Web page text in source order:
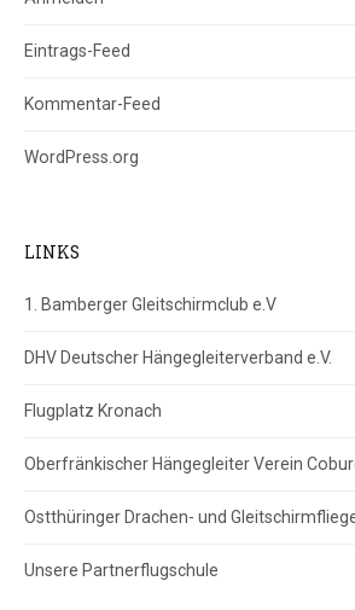
Eintrags-Feed
Kommentar-Feed
WordPress.org
LINKS
1. Bamberger Gleitschirmclub e.V
DHV Deutscher Hängegleiterverband e.V.
Flugplatz Kronach
Oberfränkischer Hängegleiter Verein
Ostthüringer Drachen- und
Unsere Partnerflugschule